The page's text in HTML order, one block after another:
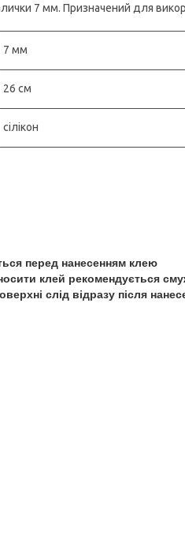
7 мм. Призначений для
7 мм
26 см
сілікон
перед нанесенням клею
клей рекомендується
слід відразу після